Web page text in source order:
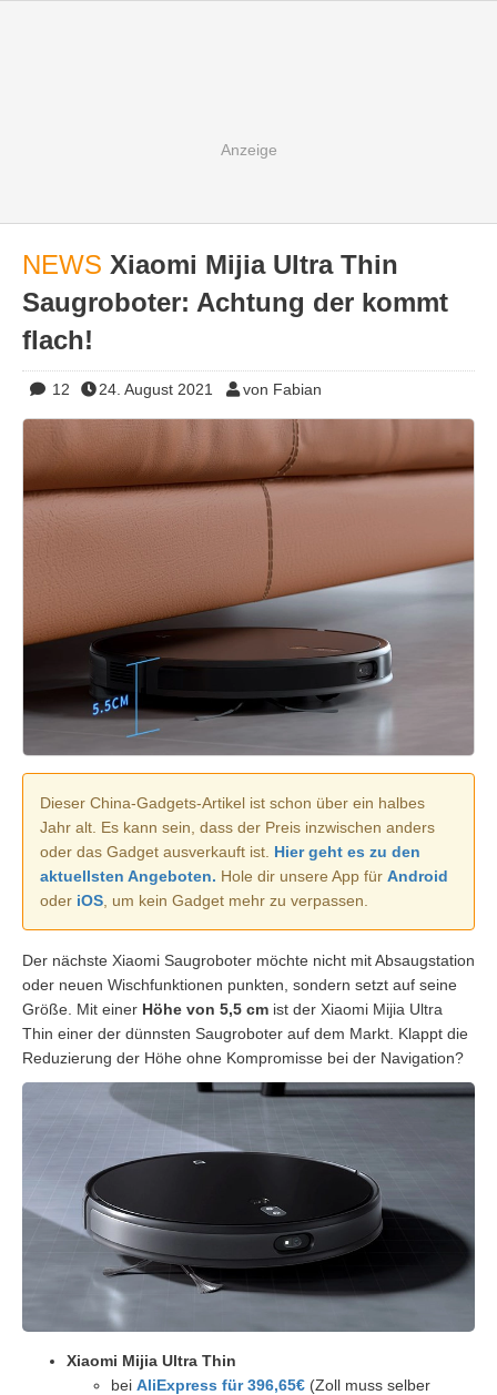
NEWS Xiaomi Mijia Ultra Thin
Saugroboter: Achtung der kommt
flach!
12 24. August 2021 von Fabian
Dieser China-Gadgets-Artikel ist schon über ein halbes
Jahr alt. Es kann sein, dass der Preis inzwischen anders
oder das Gadget ausverkauft ist. Hier geht es zu den
aktuellsten Angeboten. Hole dir unsere App für Android
oder iOS , um kein Gadget mehr zu verpassen.
Der nächste Xiaomi Saugroboter möchte nicht mit Absaugstation
oder neuen Wischfunktionen punkten, sondern setzt auf seine
Größe. Mit einer Höhe von 5,5 cm ist der Xiaomi Mijia Ultra
Thin einer der dünnsten Saugroboter auf dem Markt. Klappt die
Reduzierung der Höhe ohne Kompromisse bei der Navigation?
Xiaomi Mijia Ultra Thin
bei AliExpress für 396,65€ (Zoll muss selber